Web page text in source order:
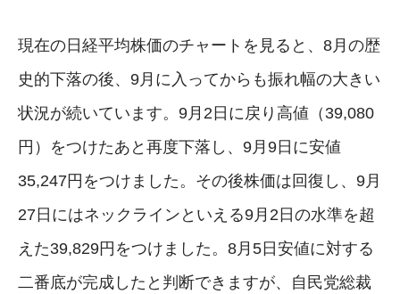
現在の日経平均株価のチャートを見ると、8月の歴
史的下落の後、9月に入ってからも振れ幅の大きい
状況が続いています。9月2日に戻り高値（39,080
円）をつけたあと再度下落し、9月9日に安値
35,247円をつけました。その後株価は回復し、9月
27日にはネックラインといえる9月2日の水準を超
えた39,829円をつけました。8月5日安値に対する
二番底が完成したと判断できますが、自民党総裁